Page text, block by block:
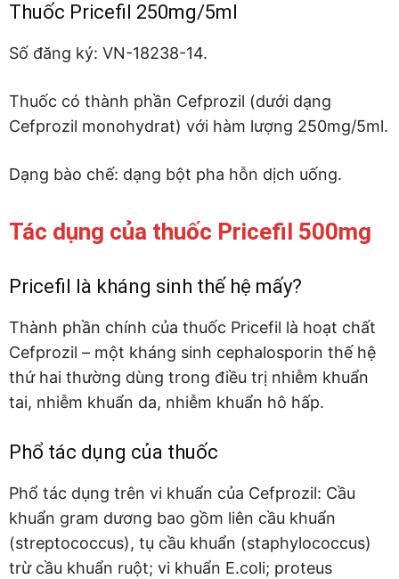
Thuốc Pricefil 250mg/5ml
Số đăng ký: VN-18238-14.
Thuốc có thành phần Cefprozil (dưới dạng
Cefprozil monohydrat) với hàm lượng 250mg/5ml.
Dạng bào chế: dạng bột pha hỗn dịch uống.
Tác dụng của thuốc Pricefil 500mg
Pricefil là kháng sinh thế hệ mấy?
Thành phần chính của thuốc Pricefil là hoạt chất
Cefprozil – một kháng sinh cephalosporin thế hệ
thứ hai thường dùng trong điều trị nhiễm khuẩn
tai, nhiễm khuẩn da, nhiễm khuẩn hô hấp.
Phổ tác dụng của thuốc
Phổ tác dụng trên vi khuẩn của Cefprozil: Cầu
khuẩn gram dương bao gồm liên cầu khuẩn
(streptococcus), tụ cầu khuẩn (staphylococcus)
trừ cầu khuẩn ruột; vi khuẩn E.coli; proteus